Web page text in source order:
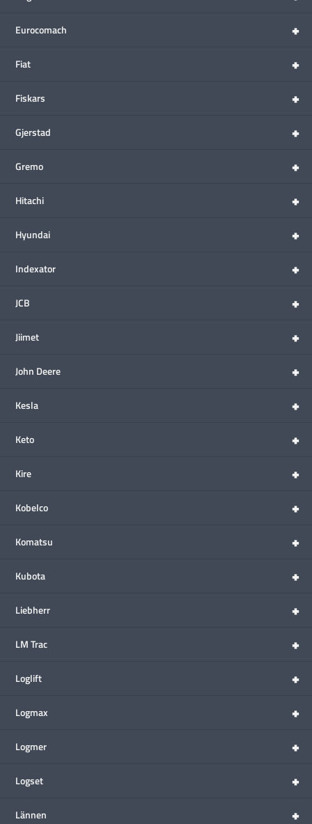
+
Eurocomach
+
Fiat
+
Fiskars
+
Gjerstad
+
Gremo
+
Hitachi
+
Hyundai
+
Indexator
+
JCB
+
Jiimet
+
John Deere
+
Kesla
+
Keto
+
Kire
+
Kobelco
+
Komatsu
+
Kubota
+
Liebherr
+
LM Trac
+
Loglift
+
Logmax
+
Logmer
+
Logset
+
Lännen